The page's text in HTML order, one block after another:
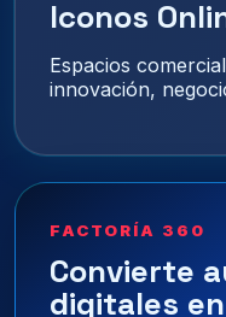
Iconos
Espacios
innovación,
FACTORÍA 360
Convierte
digitales